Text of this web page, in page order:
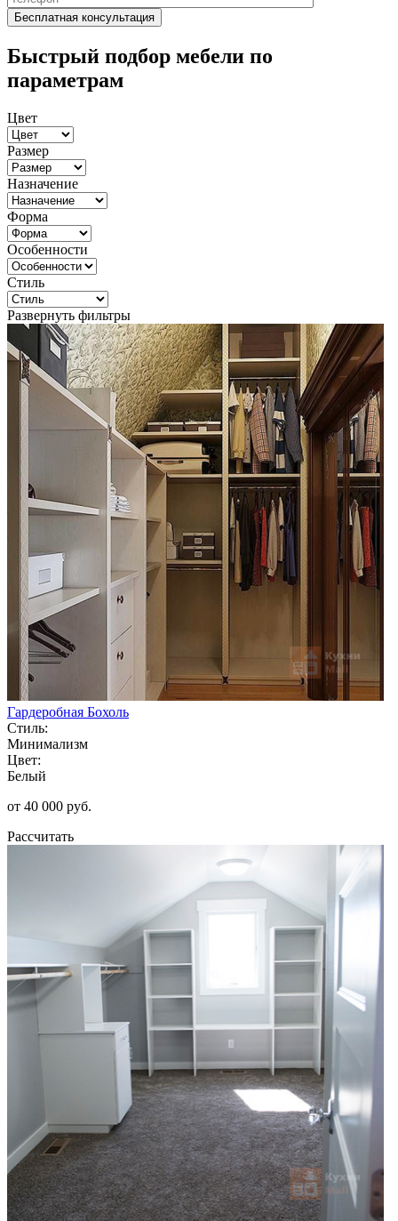
Быстрый подбор мебели по
параметрам
Цвет
Размер
Назначение
Форма
Особенности
Стиль
Развернуть фильтры
Гардеробная Бохоль
Стиль:
Минимализм
Цвет:
Белый
от 40 000 руб.
Рассчитать